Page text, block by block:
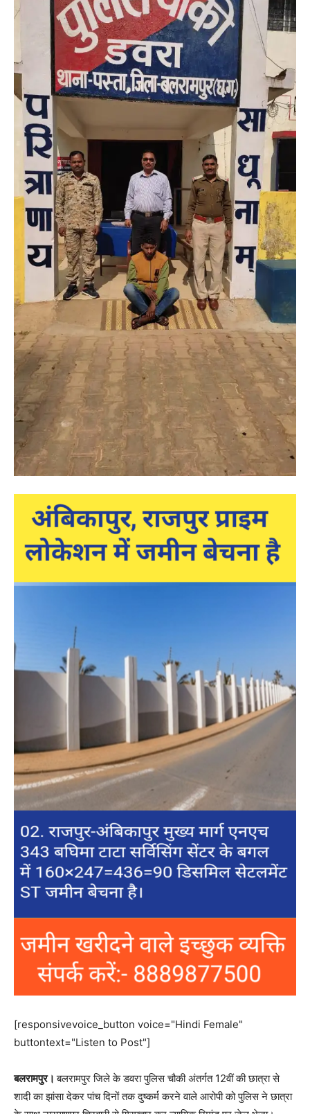
[responsivevoice_button voice="Hindi Female"
buttontext="Listen to Post"]
बलरामपुर।बलरामपुर जिले के डवरा पुलिस चौकी अंतर्गत 12वीं की छात्रा से
शादी का झांसा देकर पांच दिनों तक दुष्कर्म करने वाले आरोपी को पुलिस ने छात्रा